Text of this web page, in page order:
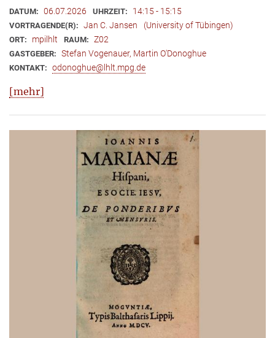
DATUM: 06.07.2026 UHRZEIT: 14:15 - 15:15
VORTRAGENDE(R): Jan C. Jansen (University of Tübingen)
ORT: mpilhlt RAUM: Z02
GASTGEBER: Stefan Vogenauer, Martin O'Donoghue
KONTAKT: odonoghue@lhlt.mpg.de
[mehr]